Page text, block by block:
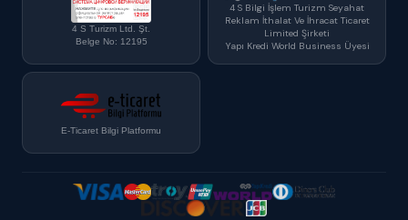
4 S Turizm Ltd. Şt.
Belge No: 12195
4 S Bilgi İşlem Turizm Seyahat
Reklam İthalat Ve İhracat Ticaret
Limited Şirketi
Yapı Kredi World Business Üyesi
E-Ticaret Bilgi Platformu